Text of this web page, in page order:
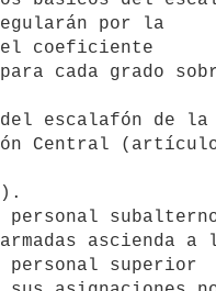
por la
coeficiente
cada grado
escalafón de la
Central
ascienda a
personal superior